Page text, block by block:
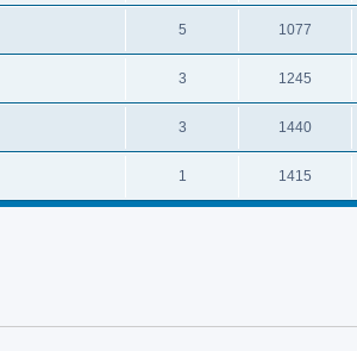
5 1077
3 1245
3 1440
1 1415